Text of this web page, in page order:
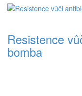
Resistence
bomba